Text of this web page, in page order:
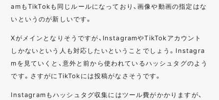
amもTikTokも同じルールになっており、画像や動画の指定はな
いというのが新しいです。
Xがメインとなりそうですが、InstagramやTikTokアカウント
しかないという人も対応したいということでしょう。Instagra
mを見ていくと、意外と前から使われているハッシュタグのよう
です。さすがにTikTokには投稿がなさそうです。
Instagramもハッシュタグ収集にはツール費がかかりますが、